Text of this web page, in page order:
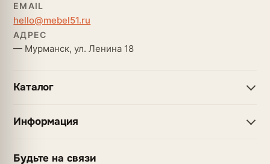
EMAIL
hello@mebel51.ru
АДРЕС
— Мурманск, ул. Ленина 18
Каталог
Информация
Будьте на связи